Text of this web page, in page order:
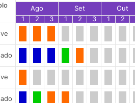
Ago
Set Out
1
2 3 1 2 3 1 2